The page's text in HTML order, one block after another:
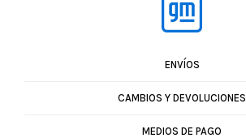
ENVÍOS
CAMBIOS Y DEVOLUCIONES
MEDIOS DE PAGO